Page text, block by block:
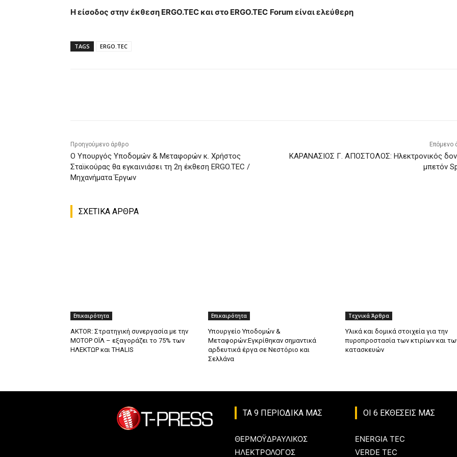
Η είσοδος στην έκθεση ERGO.TEC και στο ERGO.TEC Forum είναι ελεύθερη
TAGS ERGO.TEC
Προηγούμενο άρθρο
Ο Υπουργός Υποδομών & Μεταφορών κ. Χρήστος
Σταϊκούρας θα εγκαινιάσει τη 2η έκθεση ERGO.TEC /
Μηχανήματα Έργων
Επόμενο
ΚΑΡΑΝΑΣΙΟΣ Γ. ΑΠΟΣΤΟΛΟΣ: Ηλεκτρονικός
μπετόν
ΣΧΕΤΙΚΑ ΑΡΘΡΑ
Επικαιρότητα
AKTOR: Στρατηγική συνεργασία με την
ΜΟΤΟΡ ΟΪΛ – εξαγοράζει το 75% των
ΗΛΕΚΤΩΡ και THALIS
Επικαιρότητα
Υπουργείο Υποδομών &
Μεταφορών:Εγκρίθηκαν σημαντικά
αρδευτικά έργα σε Νεστόριο και
Σελλάνα
Τεχνικά Άρθρα
Υλικά και δομικά στοιχεία για την
πυροπροστασία των κτιρίων και
κατασκευών
ΤΑ 9 ΠΕΡΙΟΔΙΚΑ ΜΑΣ
ΘΕΡΜΟΫΔΡΑΥΛΙΚΟΣ
ΗΛΕΚΤΡΟΛΟΓΟΣ
ΟΙ 6 ΕΚΘΕΣΕΙΣ ΜΑΣ
ENERGIA TEC
VERDE TEC